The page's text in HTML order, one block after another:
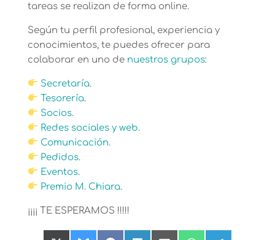
tareas se realizan de forma online.
Según tu perfil profesional, experiencia y
conocimientos, te puedes ofrecer para
colaborar en uno de nuestros grupos:
Secretaría.
Tesorería.
Socios.
Redes sociales y web.
Comunicación.
Pedidos.
Eventos.
Premio M. Chiara.
¡¡¡¡ TE ESPERAMOS !!!!!